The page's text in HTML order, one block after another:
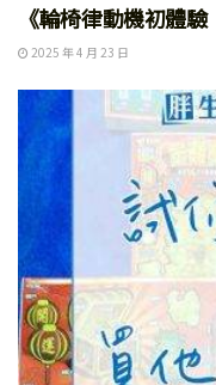
《輪椅律動機初體
2025 年 4 月 23 日